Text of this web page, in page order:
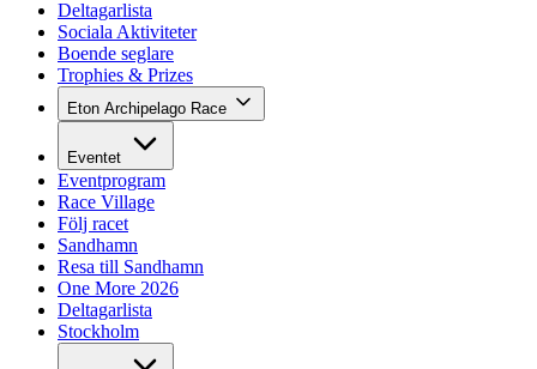
Deltagarlista
Sociala Aktiviteter
Boende seglare
Trophies & Prizes
Eton Archipelago Race
Eventet
Eventprogram
Race Village
Följ racet
Sandhamn
Resa till Sandhamn
One More 2026
Deltagarlista
Stockholm